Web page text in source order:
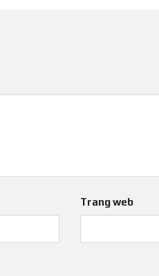
Trang web